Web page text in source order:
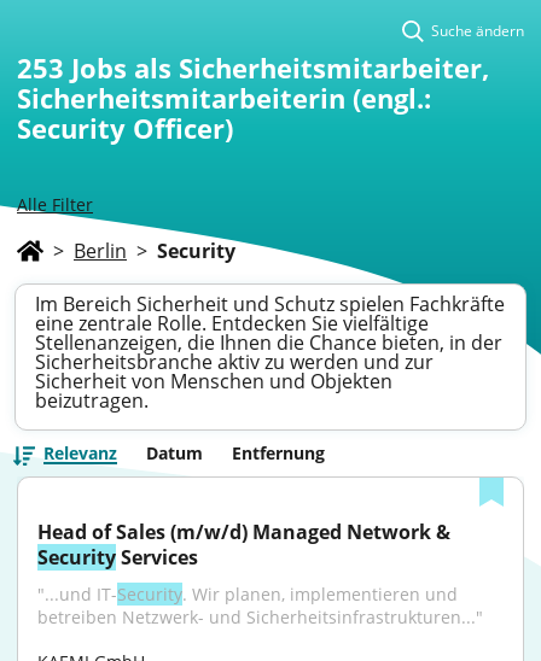
Alle Filter
Suche ändern
253 Jobs als Sicherheitsmitarbeiter,
Sicherheitsmitarbeiterin (engl.:
Security Officer)
> Berlin > Security
Im Bereich Sicherheit und Schutz spielen Fachkräfte
eine zentrale Rolle. Entdecken Sie vielfältige
Stellenanzeigen, die Ihnen die Chance bieten, in der
Sicherheitsbranche aktiv zu werden und zur
Sicherheit von Menschen und Objekten
beizutragen.
Relevanz Datum Entfernung
Security Services
"...und IT-Security. Wir planen, implementieren und
betreiben Netzwerk- und Sicherheitsinfrastrukturen..."